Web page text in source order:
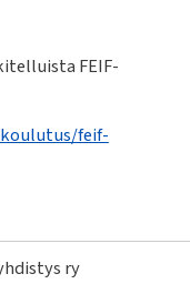
FEIF-
feif-
ry